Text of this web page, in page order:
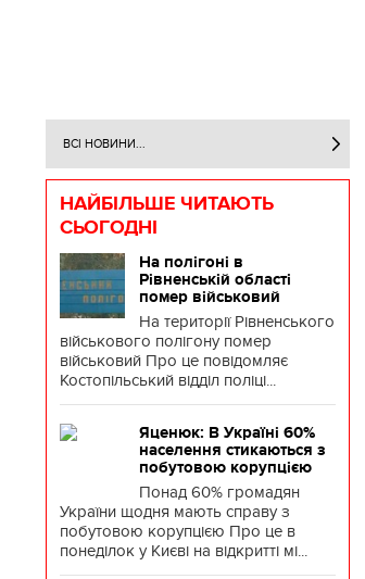
ВСІ НОВИНИ...
НАЙБІЛЬШЕ ЧИТАЮТЬ
СЬОГОДНІ
На полігоні в
Рівненській області
помер військовий
На території Рівненського
військового полігону помер
військовий Про це повідомляє
Костопільський відділ поліці...
Яценюк: В Україні 60%
населення стикаються з
побутовою корупцією
Понад 60% громадян
України щодня мають справу з
побутовою корупцією Про це в
понеділок у Києві на відкритті мі...